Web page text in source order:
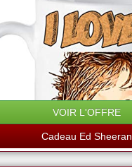
VOIR L'OFFRE
Cadeau Ed Sheeran